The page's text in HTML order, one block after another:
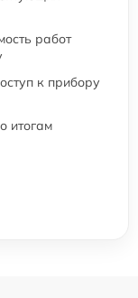
работ
к прибору
итогам